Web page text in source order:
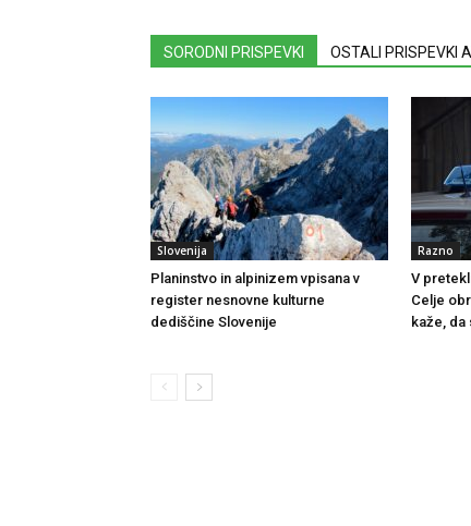
SORODNI PRISPEVKI OSTALI PRISPEVKI
Slovenija
Planinstvo in alpinizem vpisana v
register nesnovne kulturne
dediščine Slovenije
Razno
V
Celje
kaže,